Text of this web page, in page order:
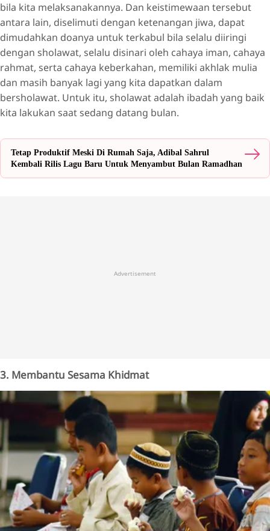
bila kita melaksanakannya. Dan keistimewaan tersebut
antara lain, diselimuti dengan ketenangan jiwa, dapat
dimudahkan doanya untuk terkabul bila selalu diiringi
dengan sholawat, selalu disinari oleh cahaya iman, cahaya
rahmat, serta cahaya keberkahan, memiliki akhlak mulia
dan masih banyak lagi yang kita dapatkan dalam
bersholawat. Untuk itu, sholawat adalah ibadah yang baik
kita lakukan saat sedang datang bulan.
Tetap Produktif Meski Di Rumah Saja, Adibal Sahrul
Kembali Rilis Lagu Baru Untuk Menyambut Bulan Ramadhan
Advertisement
3. Membantu Sesama Khidmat